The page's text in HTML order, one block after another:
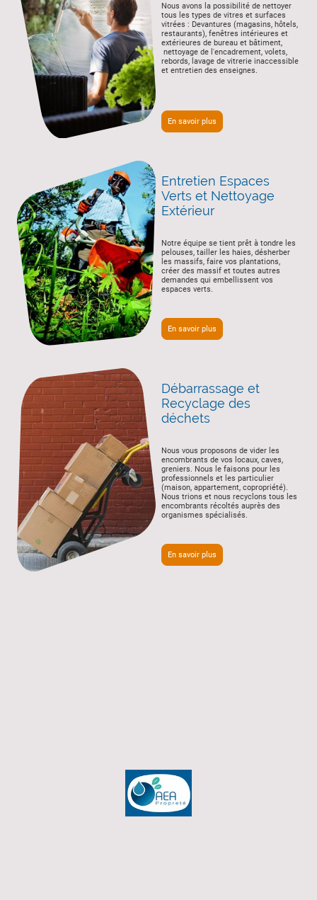
Nous avons la possibilité de nettoyer
tous les types de vitres et surfaces
vitrées : Devantures (magasins, hôtels,
restaurants), fenêtres intérieures et
extérieures de bureau et bâtiment,
nettoyage de l'encadrement, volets,
rebords, lavage de vitrerie inaccessible
et entretien des enseignes.
En savoir plus
Entretien Espaces
Verts et Nettoyage
Extérieur
Notre équipe se tient prêt à tondre les
pelouses, tailler les haies, désherber
les massifs, faire vos plantations,
créer des massif et toutes autres
demandes qui embellissent vos
espaces verts.
En savoir plus
Débarrassage et
Recyclage des
déchets
Nous vous proposons de vider les
encombrants de vos locaux, caves,
greniers. Nous le faisons pour les
professionnels et les particulier
(maison, appartement, copropriété).
Nous trions et nous recyclons tous les
encombrants récoltés auprès des
organismes spécialisés.
En savoir plus